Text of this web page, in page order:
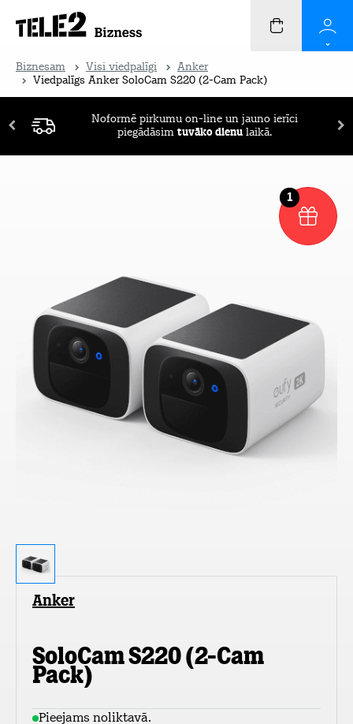
Biznesam Visi viedpalīgi
Anker
Viedpalīgs Anker SoloCam S220 (2-Cam Pack)
Noformē pirkumu on-line un jauno ierīci
piegādāsim tuvāko dienu laikā.
1
Anker
SoloCam S220 (2-Cam
Pack)
Pieejams noliktavā.